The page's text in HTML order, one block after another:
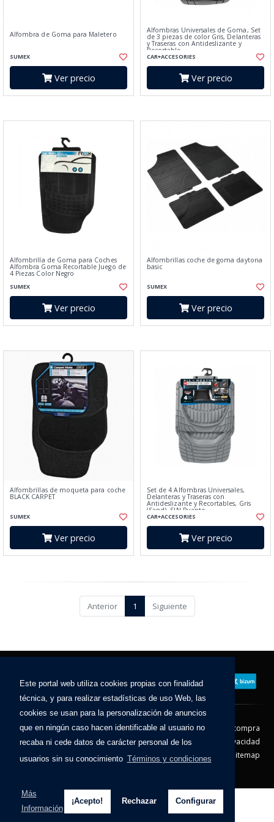
Este portal web utiliza cookies propias con finalidad
técnica, y para realizar estadísticas de uso Web, las
cookies se usan para la personalización de anuncios
que en ningún caso hacen identificable al usuario no
recaba ni cede datos de carácter personal de los
usuarios sin su conocimiento Términos y condiciones
Más
Información
¡Acepto! Rechazar Configurar
Alfombra de Goma para Maletero
SUMEX
Ver precio
Alfombras Universales de Goma, Set
de 3 piezas de color Gris, Delanteras
y Traseras con Antideslizante y
Recortable
CAR+ACCESORIES
Ver precio
Alfombrilla de Goma para Coches
Alfombra Goma Recortable Juego de
4 Piezas Color Negro
SUMEX
Ver precio
Alfombrillas coche de goma daytona
basic
SUMEX
Ver precio
Alfombrillas de moqueta para coche
BLACK CARPET
SUMEX
Ver precio
Set de 4 Alfombras Universales,
Delanteras y Traseras con
Antideslizante y Recortables, Gris
(Sand), SIN Puente
CAR+ACCESORIES
Ver precio
Anterior 1 Siguiente
Contacto Aviso Legal
Condiciones de compra
Política de envíos
Política de devolución
Política de Privacidad
Política de Cookies
Sitemap